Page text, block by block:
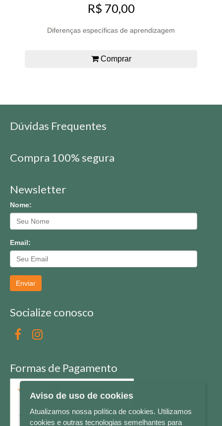
R$ 70,00
Diferenças específicas de aprendizagem
Comprar
Dúvidas Frequentes
Compra 100% segura
Newsletter
Nome:
Email:
Enviar
Socialize conosco
Formas de Pagamento
Aviso de uso de cookies
Atualizamos nossa política de cookies. Utilizamos
cookies e outras tecnologias semelhantes para